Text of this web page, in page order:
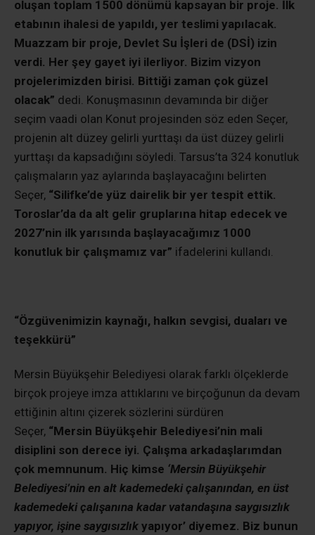
oluşan toplam 1500 dönümü kapsayan bir proje. İlk
etabının ihalesi de yapıldı, yer teslimi yapılacak.
Muazzam bir proje, Devlet Su İşleri de (DSİ) izin
verdi. Her şey gayet iyi ilerliyor. Bizim vizyon
projelerimizden birisi. Bittiği zaman çok güzel
olacak” dedi. Konuşmasının devamında bir diğer
seçim vaadi olan Konut projesinden söz eden Seçer,
projenin alt düzey gelirli yurttaşı da üst düzey gelirli
yurttaşı da kapsadığını söyledi. Tarsus’ta 324 konutluk
çalışmaların yaz aylarında başlayacağını belirten
Seçer, “Silifke’de yüz dairelik bir yer tespit ettik.
Toroslar’da da alt gelir gruplarına hitap edecek ve
2027’nin ilk yarısında başlayacağımız 1000
konutluk bir çalışmamız var” ifadelerini kullandı.
“Özgüvenimizin kaynağı, halkın sevgisi, duaları ve
teşekkürü”
Mersin Büyükşehir Belediyesi olarak farklı ölçeklerde
birçok projeye imza attıklarını ve birçoğunun da devam
ettiğinin altını çizerek sözlerini sürdüren
Seçer, “Mersin Büyükşehir Belediyesi’nin mali
disiplini son derece iyi. Çalışma arkadaşlarımdan
çok memnunum. Hiç kimse ‘Mersin Büyükşehir
Belediyesi’nin en alt kademedeki çalışanından, en üst
kademedeki çalışanına kadar vatandaşına saygısızlık
yapıyor, işine saygısızlık yapıyor’ diyemez. Biz bunun